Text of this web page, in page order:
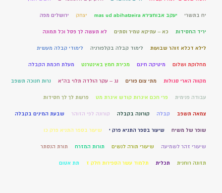
יח בתשרי יעקב אבוחצירא mas ud abihatzeira יצחק ירושלים מפה
יריד החסידות כא – עתיקא טמיר וסתים לא תעשה לך פסל וכל תמונה
לילא דכלא זוהר שבועות לימוד קבלה בקלפורניה לימודי קבלה מעשית
מחלוקת ושלום מיטיקה חינם מכירת חמץ באינטרנט מעלת חכמת הקבלה
מקווה הארי סגולות מתי צום פורים נג – עקר הולדה תלוי בה"א נרות חנוכה תשפב
עבודה פנימית פרי חכם איגרות קודש איגרת מט פרשת לך לך חסידות
צמאה תשפב קבלה קורונה בקבלה קורונה לפי הזוהר שבעת המינים בקבלה
שופר של משיח שיעור בספר התניא פרק י שיעור בספר התניא פרק כו
שיעורי זהר לשמיעה שיעורי תורה לנשים תורות המזרח תורת הנסתר
תזונה רוחנית תכלית תלמוד עשר הספירות חלק ז תת אטום